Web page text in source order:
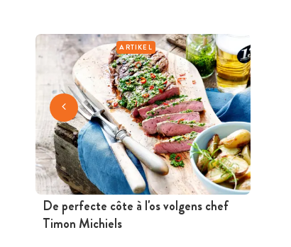
ARTIKEL
De perfecte côte à l'os volgens chef
Timon Michiels